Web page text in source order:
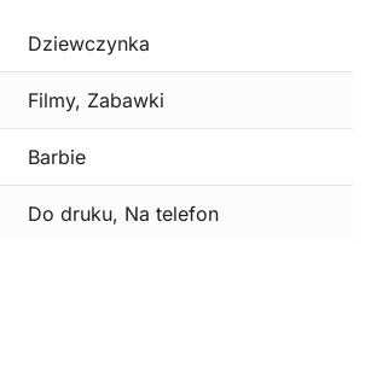
Dziewczynka
Filmy, Zabawki
Barbie
Do druku, Na telefon